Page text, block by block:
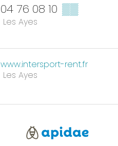
04 76 08 10 ▒▒
Les Ayes
www.intersport-rent.fr
Les Ayes